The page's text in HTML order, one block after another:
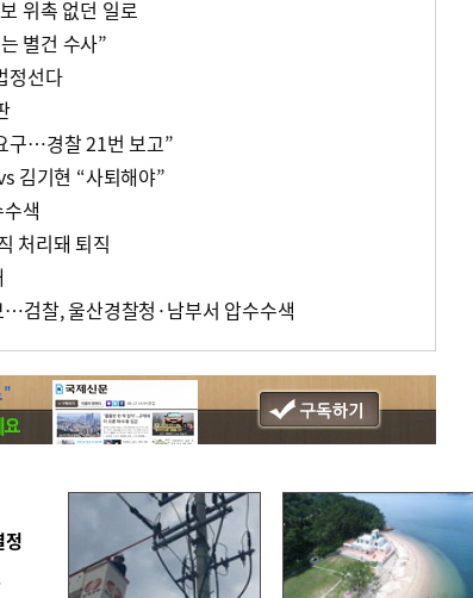
위촉 없던 일로
별건 수사”
정선다
구…경찰 21번 보고”
김기현 “사퇴해야”
색
처리돼 퇴직
…검찰, 울산경찰청·남부서 압수수색
정